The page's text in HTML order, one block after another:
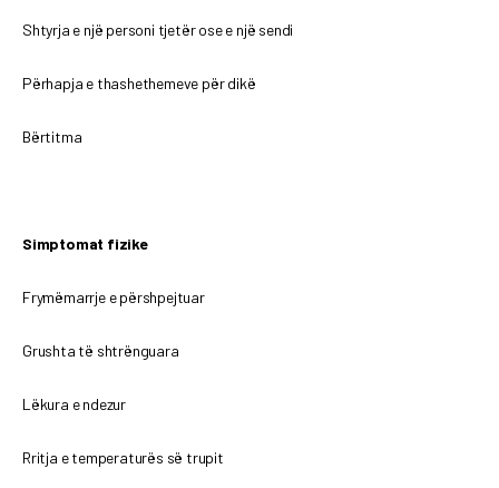
Shtyrja e një personi tjetër ose e një sendi
Përhapja e thashethemeve për dikë
Bërtitma
Simptomat fizike
Frymëmarrje e përshpejtuar
Grushta të shtrënguara
Lëkura e ndezur
Rritja e temperaturës së trupit